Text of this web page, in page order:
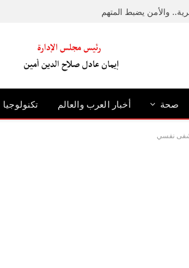
والأمن يضبط المتهم
صحة أخبار العرب والعالم تكنولوجيا
نفسي